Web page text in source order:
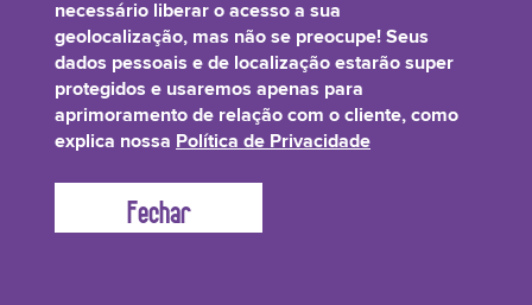
Riquíssimo em vitamina B 12, o Leite de Semente de Melão tem como
característica a sua capacidade para manter a juventude da pele além de
ajudar a curar a pele danificada e uniformizar o tom da pele.
necessário liberar o acesso a sua
geolocalização, mas não se preocupe! Seus
dados pessoais e de localização estarão super
protegidos e usaremos apenas para
aprimoramento de relação com o cliente, como
explica nossa Política de Privacidade